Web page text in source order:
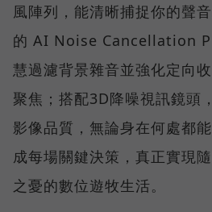
風陣列，能清晰捕捉你的聲
的 AI Noise Cancellation
慧過濾背景雜音並強化定向
聚焦；搭配3D降噪視訊鏡頭
影像品質，無論身在何處都
成每場關鍵決策，真正實現
之憂的數位遊牧生活。